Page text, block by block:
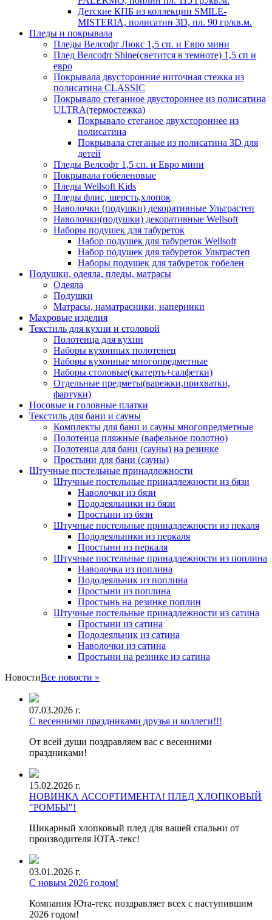
Детские КПБ из коллекции SMILE-
MISTERIA, полисатин 3D, пл. 90 гр/кв.м.
Пледы и покрывала
Пледы Велсофт Люкс 1,5 сп. и Евро мини
Плед Велсофт Shine(светится в темноте) 1,5 сп и
евро
Покрывала двусторонние ниточная стежка из
полисатина CLASSIC
Покрывало стеганное двустороннее из полисатина
ULTRA(термостежка)
Покрывало стеганое двухстороннее из
полисатина
Покрывала стеганые из полисатина 3D для
детей
Пледы Велсофт 1,5 сп. и Евро мини
Покрывала гобеленовые
Пледы Wellsoft Kids
Пледы флис, шерсть,хлопок
Наволочки (подушки) декоративные Ультрастеп
Наволочки(подушки) декоративные Wellsoft
Наборы подушек для табуреток
Набор подушек для табуреток Wellsoft
Набор подушек для табуреток Ультрастеп
Наборы подушек для табуреток гобелен
Подушки, одеяла, пледы, матрасы
Одеяла
Подушки
Матрасы, наматрасники, наперники
Махровые изделия
Текстиль для кухни и столовой
Полотенца для кухни
Наборы кухонных полотенец
Наборы кухонные многопредметные
Наборы столовые(скатерть+салфетки)
Отдельные предметы(варежки,прихватки,
фартуки)
Носовые и головные платки
Текстиль для бани и сауны
Комплекты для бани и сауны многопредметные
Полотенца пляжные (вафельное полотно)
Полотенца для бани (сауны) на резинке
Простыни для бани (сауны)
Штучные постельные принадлежности
Штучные постельные принадлежности из бязи
Наволочки из бязи
Пододеяльники из бязи
Простыни из бязи
Штучные постельные принадлежности из пекаля
Пододеяльники из перкаля
Простыни из перкаля
Штучные постельные принадлежности из поплина
Наволочка из поплина
Пододеяльник из поплина
Простыни из поплина
Простынь на резинке поплин
Штучные постельные принадлежности из сатина
Простыни из сатина
Пододеяльник из сатина
Наволочки из сатина
Простыни на резинке из сатина
НовостиВсе новости »
07.03.2026 г.
С весенними праздниками друзья и коллеги!!!
От всей души поздравляем вас с весенними
праздниками!
15.02.2026 г.
НОВИНКА АССОРТИМЕНТА! ПЛЕД ХЛОПКОВЫЙ
"РОМБЫ"!
Шикарный хлопковый плед для вашей спальни от
производителя ЮТА-текс!
03.01.2026 г.
С новым 2026 годом!
Компания Юта-текс поздравляет всех с наступившим
2026 годом!